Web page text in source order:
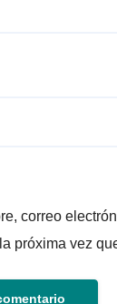
correo
próxima vez